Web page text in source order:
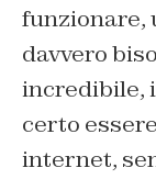
funzionare,
davvero
incredibile,
certo
internet,